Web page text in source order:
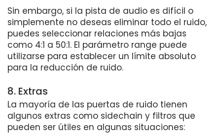
Sin embargo, si la pista de audio es difícil o
simplemente no deseas eliminar todo el ruido,
puedes seleccionar relaciones más bajas
como 4:1 a 50:1. El parámetro range puede
utilizarse para establecer un límite absoluto
para la reducción de ruido.
8. Extras
La mayoría de las puertas de ruido tienen
algunos extras como sidechain y filtros que
pueden ser útiles en algunas situaciones: